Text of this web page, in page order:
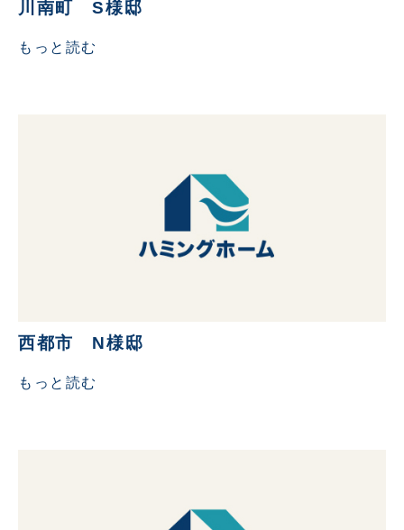
川南町 S様邸
もっと読む
西都市 N様邸
もっと読む